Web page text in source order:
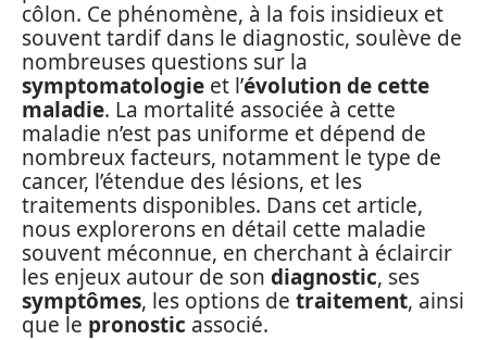
côlon. Ce phénomène, à la fois insidieux et
souvent tardif dans le diagnostic, soulève de
nombreuses questions sur la
symptomatologie et l’évolution de cette
maladie. La mortalité associée à cette
maladie n’est pas uniforme et dépend de
nombreux facteurs, notamment le type de
cancer, l’étendue des lésions, et les
traitements disponibles. Dans cet article,
nous explorerons en détail cette maladie
souvent méconnue, en cherchant à éclaircir
les enjeux autour de son diagnostic, ses
symptômes, les options de traitement, ainsi
que le pronostic associé.